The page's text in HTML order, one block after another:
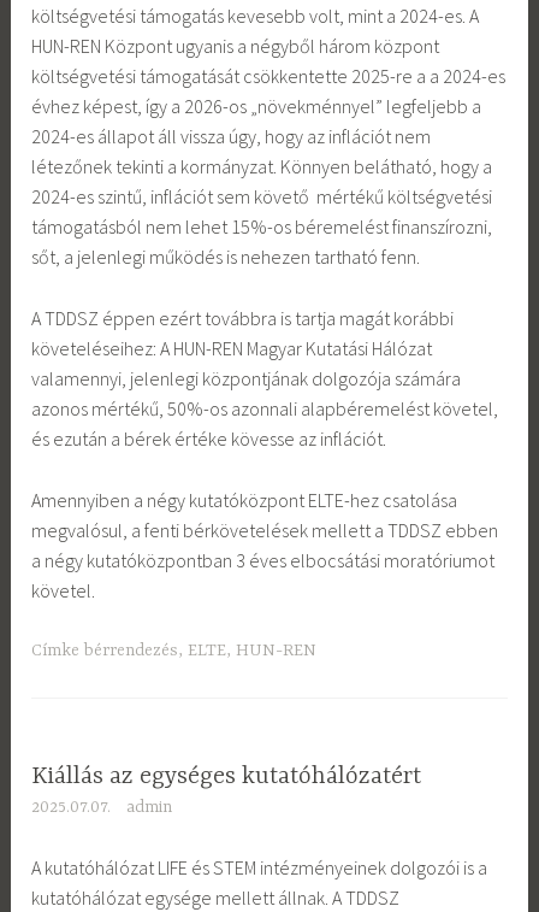
költségvetési támogatás kevesebb volt, mint a 2024-es. A
HUN-REN Központ ugyanis a négyből három központ
költségvetési támogatását csökkentette 2025-re a a 2024-es
évhez képest, így a 2026-os „növekménnyel” legfeljebb a
2024-es állapot áll vissza úgy, hogy az inflációt nem
létezőnek tekinti a kormányzat. Könnyen belátható, hogy a
2024-es szintű, inflációt sem követő mértékű költségvetési
támogatásból nem lehet 15%-os béremelést finanszírozni,
sőt, a jelenlegi működés is nehezen tartható fenn.
A TDDSZ éppen ezért továbbra is tartja magát korábbi
követeléseihez: A HUN-REN Magyar Kutatási Hálózat
valamennyi, jelenlegi központjának dolgozója számára
azonos mértékű, 50%-os azonnali alapbéremelést követel,
és ezután a bérek értéke kövesse az inflációt.
Amennyiben a négy kutatóközpont ELTE-hez csatolása
megvalósul, a fenti bérkövetelések mellett a TDDSZ ebben
a négy kutatóközpontban 3 éves elbocsátási moratóriumot
követel.
Címke bérrendezés, ELTE, HUN-REN
Kiállás az egységes kutatóhálózatért
2025.07.07. admin
A kutatóhálózat LIFE és STEM intézményeinek dolgozói is a
kutatóhálózat egysége mellett állnak. A TDDSZ